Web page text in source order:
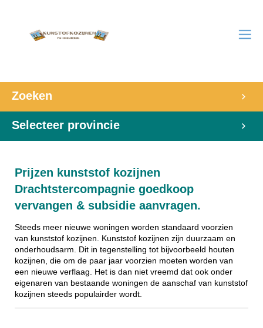
Zoeken
Selecteer provincie
Prijzen kunststof kozijnen
Drachtstercompagnie goedkoop
vervangen & subsidie aanvragen.
Steeds meer nieuwe woningen worden standaard voorzien
van kunststof kozijnen. Kunststof kozijnen zijn duurzaam en
onderhoudsarm. Dit in tegenstelling tot bijvoorbeeld houten
kozijnen, die om de paar jaar voorzien moeten worden van
een nieuwe verflaag. Het is dan niet vreemd dat ook onder
eigenaren van bestaande woningen de aanschaf van kunststof
kozijnen steeds populairder wordt.